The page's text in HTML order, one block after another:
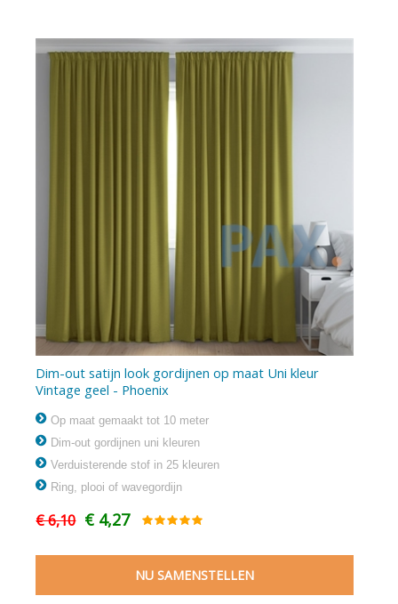
Dim-out satijn look gordijnen op maat Uni kleur
Vintage geel - Phoenix
Op maat gemaakt tot 10 meter
Dim-out gordijnen uni kleuren
Verduisterende stof in 25 kleuren
Ring, plooi of wavegordijn
€ 6,10 € 4,27